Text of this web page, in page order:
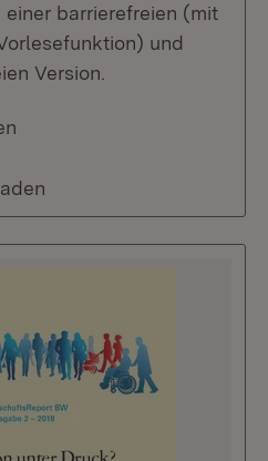
barrierefreien (mit
und
Version.